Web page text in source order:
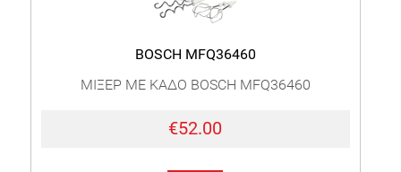
BOSCH MFQ36460
ΜΙΞΕΡ ΜΕ ΚΑΔΟ BOSCH MFQ36460
€52.00